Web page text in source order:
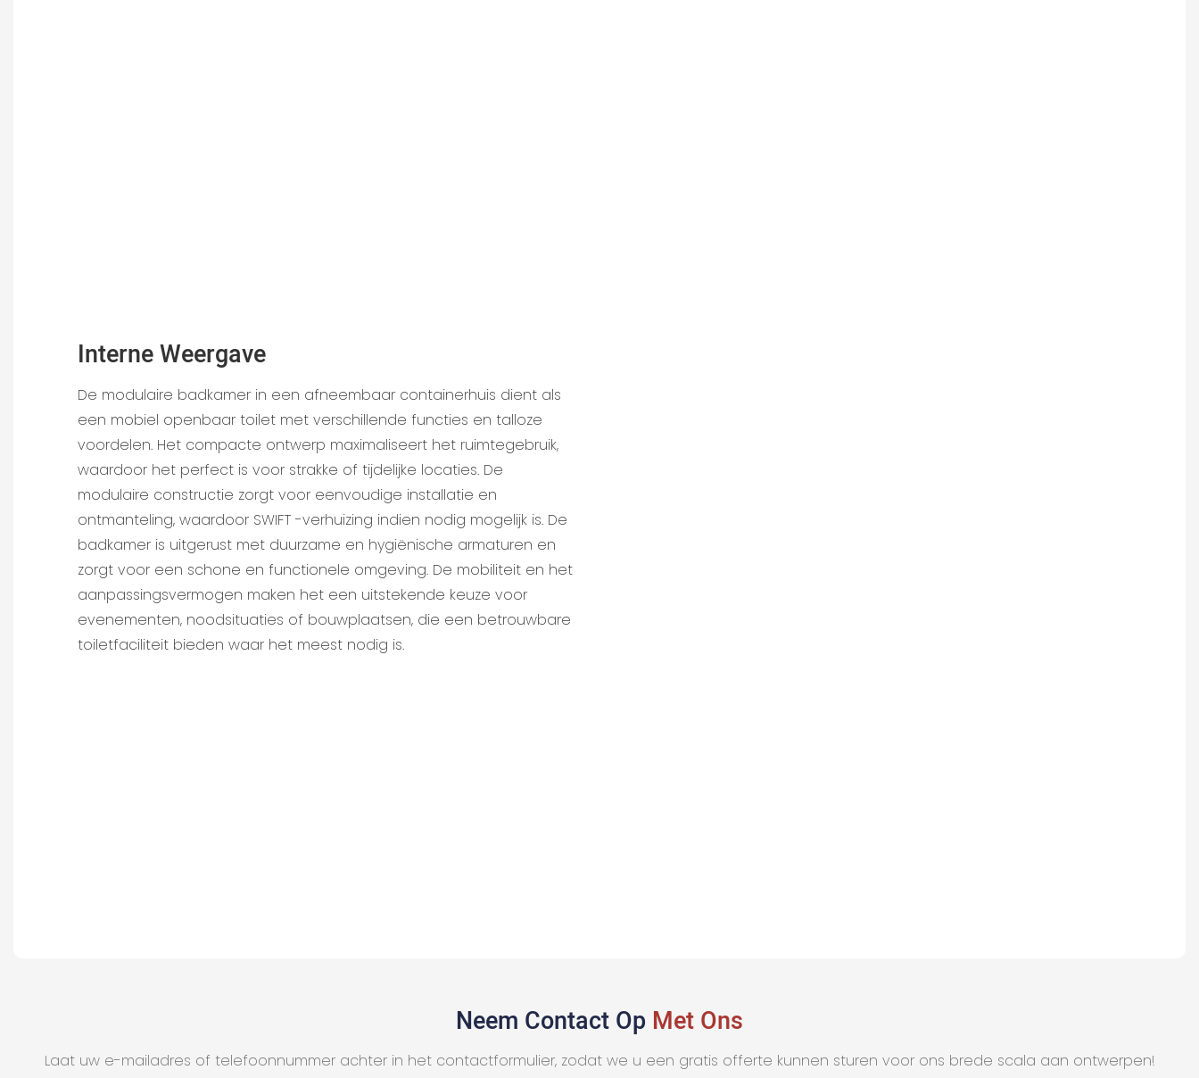
Interne Weergave
De modulaire badkamer in een afneembaar containerhuis dient als
een mobiel openbaar toilet met verschillende functies en talloze
voordelen. Het compacte ontwerp maximaliseert het ruimtegebruik,
waardoor het perfect is voor strakke of tijdelijke locaties. De
modulaire constructie zorgt voor eenvoudige installatie en
ontmanteling, waardoor SWIFT -verhuizing indien nodig mogelijk is. De
badkamer is uitgerust met duurzame en hygiënische armaturen en
zorgt voor een schone en functionele omgeving. De mobiliteit en het
aanpassingsvermogen maken het een uitstekende keuze voor
evenementen, noodsituaties of bouwplaatsen, die een betrouwbare
toiletfaciliteit bieden waar het meest nodig is.
Neem Contact Op Met Ons
Laat uw e-mailadres of telefoonnummer achter in het contactformulier, zodat we u een gratis offerte kunnen sturen voor ons brede scala aan ontwerpen!